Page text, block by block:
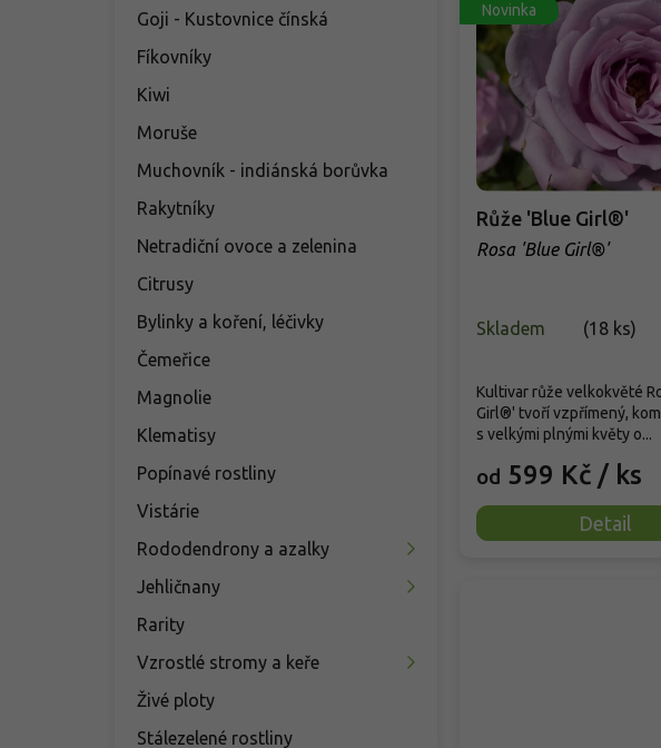
Goji - Kustovnice čínská
Fíkovníky
Kiwi
Moruše
Muchovník - indiánská borůvka
Rakytníky
Netradiční ovoce a zelenina
Citrusy
Bylinky a koření, léčivky
Čemeřice
Magnolie
Klematisy
Popínavé rostliny
Vistárie
Rododendrony a azalky
Jehličnany
Rarity
Vzrostlé stromy a keře
Živé ploty
Stálezelené rostliny
Novinka
Růže 'Blue Girl®'
Rosa 'Blue Girl®'
Skladem (18 ks)
od 599 Kč / ks
Detail
Kultivar růže velkokvěté
Girl®' tvoří vzpřímený,
s velkými plnými květy o...